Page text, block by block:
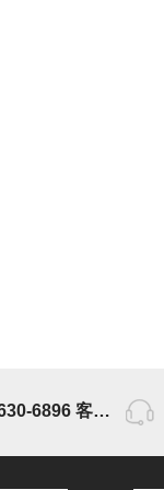
400-630-6896 客服时间为9点-17点